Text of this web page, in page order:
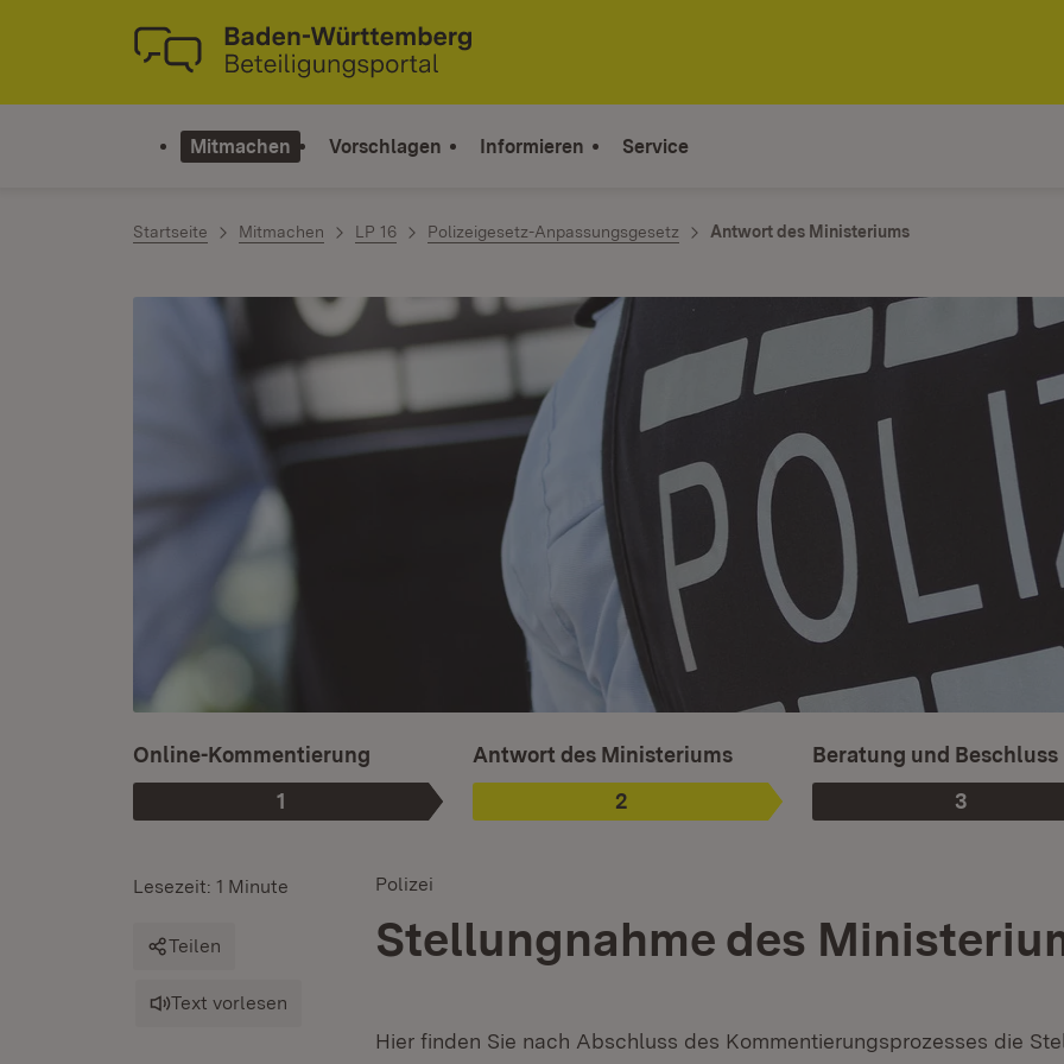
Zum Inhalt springen
Link zur Startseite
Mitmachen Vorschlagen Informieren Service
Startseite Mitmachen LP 16 Polizeigesetz-Anpassungsgesetz Antwort des Ministeriums
Phase
1
:
Online-Kommentierung
Phase
2
:
Ist ausgewählt.
Antwort des Ministeriums
Phase
3
:
Beratung und Beschluss
Polizei
Stellungnahme des
Lesezeit: 1 Minute
Teilen
Text vorlesen
Hier finden Sie nach Abschluss des Kommentierungsprozesses die